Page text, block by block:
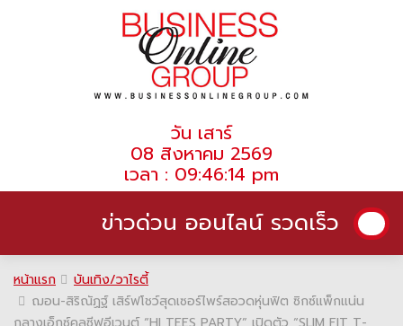
วัน เสาร์
08 สิงหาคม 2569
เวลา : 09:46:14 pm
ข่าวด่วน ออนไลน์ รวดเร็ว
หน้าแรก
บันเทิง/วาไรตี้
ฌอน-สิริณัฏฐ์ เสิร์ฟโชว์สุดเซอร์ไพร์สอวดหุ่นฟิต ซิกซ์แพ็กแน่น